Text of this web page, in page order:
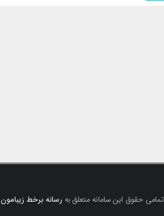
تمامی حقوق این سامانه متعلق به رسانه برخط زیبامون